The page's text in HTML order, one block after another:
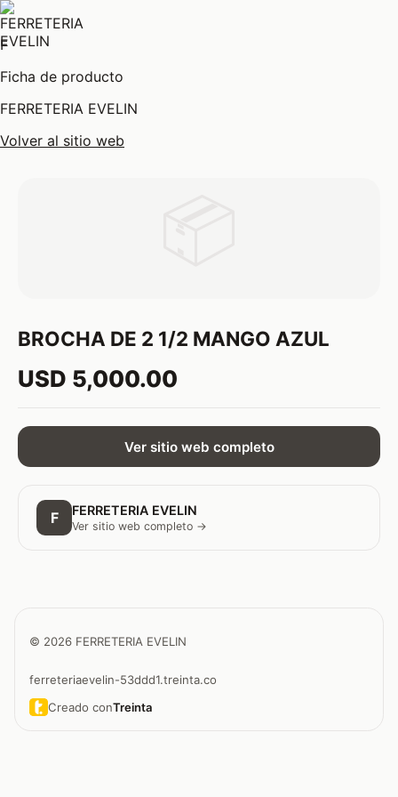
F
Ficha de producto
FERRETERIA EVELIN
Volver al sitio web
BROCHA DE 2 1/2 MANGO AZUL
USD 5,000.00
Ver sitio web completo
F FERRETERIA EVELIN
Ver sitio web completo →
© 2026 FERRETERIA EVELIN
ferreteriaevelin-53ddd1.treinta.co
Creado conTreinta